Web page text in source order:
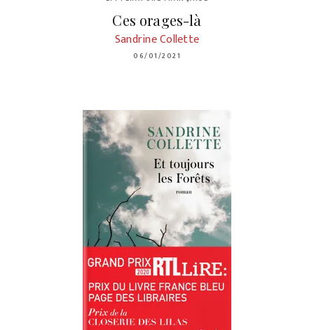
Ces orages-là
Sandrine Collette
06/01/2021